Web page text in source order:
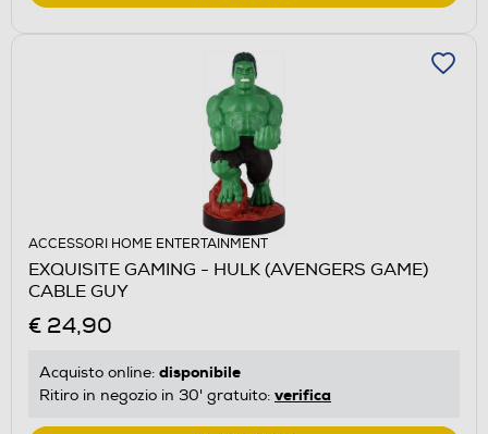
ACCESSORI HOME ENTERTAINMENT
EXQUISITE GAMING - HULK (AVENGERS GAME)
CABLE GUY
€ 24,90
Acquisto online: disponibile
Ritiro in negozio in 30' gratuito: verifica